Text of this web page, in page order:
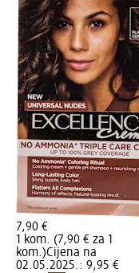
7,90 €
1 kom. (7,90 € za 1
kom.)Cijena na
02.05.2025.: 9,95 €